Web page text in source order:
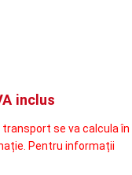
inclus
se va calcula în
Pentru informații